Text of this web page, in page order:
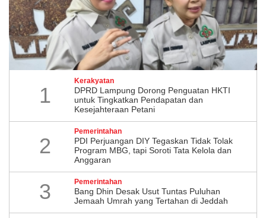
1
Kerakyatan
DPRD Lampung Dorong Penguatan HKTI
untuk Tingkatkan Pendapatan dan
Kesejahteraan Petani
2
Pemerintahan
PDI Perjuangan DIY Tegaskan Tidak Tolak
Program MBG, tapi Soroti Tata Kelola dan
Anggaran
3 Pemerintahan
Bang Dhin Desak Usut Tuntas Puluhan
Jemaah Umrah yang Tertahan di Jeddah